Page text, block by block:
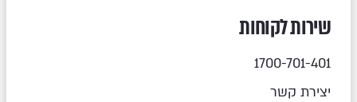
שירות לקוחות
1700-701-401
יצירת קשר